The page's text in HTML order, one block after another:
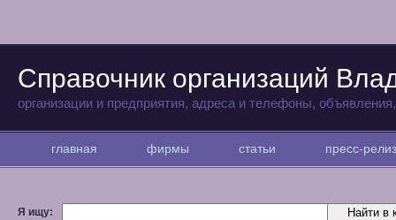
Справочник организаций
организации и предприятия, адреса и телефоны,
главная фирмы статьи пресс-
Я ищу: